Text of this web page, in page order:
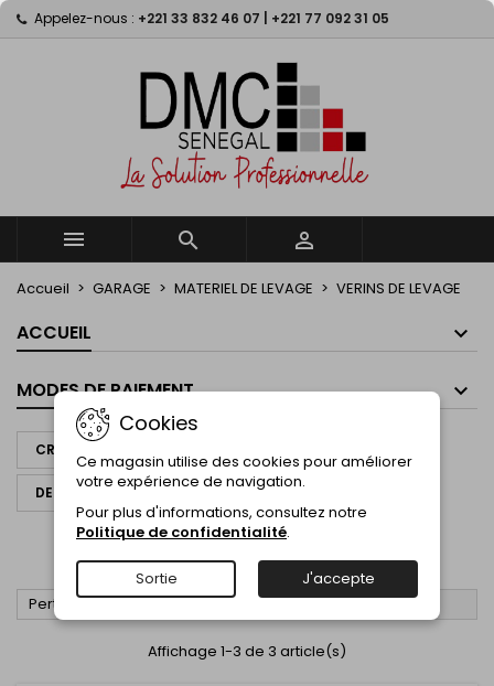
Appelez-nous : +221 33 832 46 07 | +221 77 092 31 05
  
Accueil GARAGE MATERIEL DE LEVAGE VERINS DE LEVAGE
ACCUEIL
MODES DE PAIEMENT
CRÉER UN DEVIS À PARTIR DE CE PANIER
DEMANDER UN DEVIS
VERINS DE LEVAGE
VERINS DE LEVAGE
Pertinence  FILTRER
Affichage 1-3 de 3 article(s)
My wishlists ×
add_circle_outlineCreate new list
((modalTitle)) ×
((confirmMessage))
((cancelText)) ((modalDeleteText))
((title)) ×
((cancelText)) ((createText))
Connexion ×
Vous devez être connecté pour ajouter des produits
à votre liste d'envies.
((cancelText)) ((loginText))
Cookies
Ce magasin utilise des cookies pour améliorer
votre expérience de navigation.
Pour plus d'informations, consultez notre
Politique de confidentialité.
Sortie J'accepte